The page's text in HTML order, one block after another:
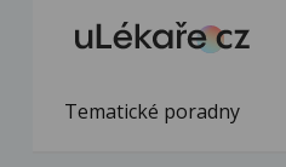
Tematické poradny